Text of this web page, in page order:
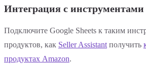
Интеграция с инструментами
Подключите Google Sheets к таким
продуктов, как Seller Assistant получить
продуктах Amazon.